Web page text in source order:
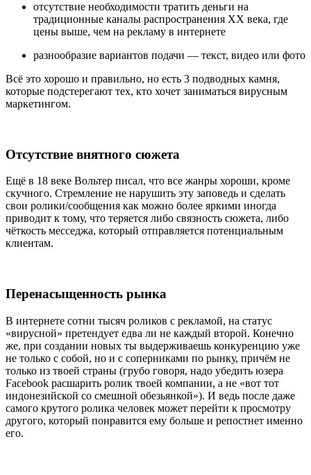
отсутствие необходимости тратить деньги на
традиционные каналы распространения ХХ века, где
цены выше, чем на рекламу в интернете
разнообразие вариантов подачи — текст, видео или фото
Всё это хорошо и правильно, но есть 3 подводных камня,
которые подстерегают тех, кто хочет заниматься вирусным
маркетингом.
Отсутствие внятного сюжета
Ещё в 18 веке Вольтер писал, что все жанры хороши, кроме
скучного. Стремление не нарушить эту заповедь и сделать
свои ролики/сообщения как можно более яркими иногда
приводит к тому, что теряется либо связность сюжета, либо
чёткость месседжа, который отправляется потенциальным
клиентам.
Перенасыщенность рынка
В интернете сотни тысяч роликов с рекламой, на статус
«вирусной» претендует едва ли не каждый второй. Конечно
же, при создании новых ты выдерживаешь конкуренцию уже
не только с собой, но и с соперниками по рынку, причём не
только из твоей страны (грубо говоря, надо убедить юзера
Facebook расшарить ролик твоей компании, а не «вот тот
индонезийской со смешной обезьянкой»). И ведь после даже
самого крутого ролика человек может перейти к просмотру
другого, который понравится ему больше и репостнет именно
его.